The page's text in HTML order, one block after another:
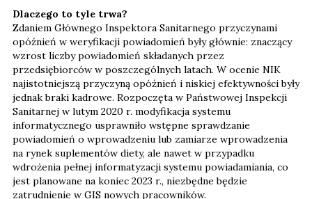
Dlaczego to tyle trwa?
Zdaniem Głównego Inspektora Sanitarnego przyczynami
opóźnień w weryfikacji powiadomień były głównie: znaczący
wzrost liczby powiadomień składanych przez
przedsiębiorców w poszczególnych latach. W ocenie NIK
najistotniejszą przyczyną opóźnień i niskiej efektywności były
jednak braki kadrowe. Rozpoczęta w Państwowej Inspekcji
Sanitarnej w lutym 2020 r. modyfikacja systemu
informatycznego usprawniło wstępne sprawdzanie
powiadomień o wprowadzeniu lub zamiarze wprowadzenia
na rynek suplementów diety, ale nawet w przypadku
wdrożenia pełnej informatyzacji systemu powiadamiania, co
jest planowane na koniec 2023 r., niezbędne będzie
zatrudnienie w GIS nowych pracowników.